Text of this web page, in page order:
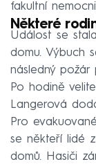
fakultní
Některé
Událost se
domu. Výbuch
následný
Po hodině
Langerová
Pro
se někteří lidé
domů. Hasiči